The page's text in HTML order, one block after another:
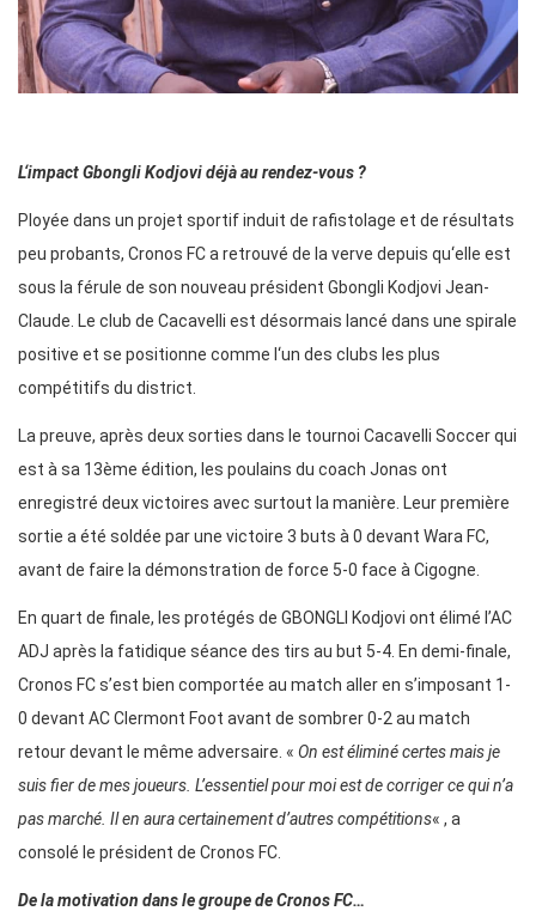
L‘impact Gbongli Kodjovi déjà au rendez-vous ?
Ployée dans un projet sportif induit de rafistolage et de résultats
peu probants, Cronos FC a retrouvé de la verve depuis qu‘elle est
sous la férule de son nouveau président Gbongli Kodjovi Jean-
Claude. Le club de Cacavelli est désormais lancé dans une spirale
positive et se positionne comme l‘un des clubs les plus
compétitifs du district.
La preuve, après deux sorties dans le tournoi Cacavelli Soccer qui
est à sa 13ème édition, les poulains du coach Jonas ont
enregistré deux victoires avec surtout la manière. Leur première
sortie a été soldée par une victoire 3 buts à 0 devant Wara FC,
avant de faire la démonstration de force 5-0 face à Cigogne.
En quart de finale, les protégés de GBONGLI Kodjovi ont élimé l’AC
ADJ après la fatidique séance des tirs au but 5-4. En demi-finale,
Cronos FC s’est bien comportée au match aller en s’imposant 1-
0 devant AC Clermont Foot avant de sombrer 0-2 au match
retour devant le même adversaire. « On est éliminé certes mais je
suis fier de mes joueurs. L’essentiel pour moi est de corriger ce qui n’a
pas marché. Il en aura certainement d’autres compétitions« , a
consolé le président de Cronos FC.
De la motivation dans le groupe de Cronos FC…